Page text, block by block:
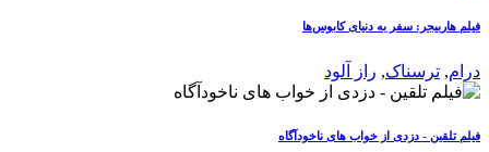
فیلم هاربیجر: سفر به دنیای کابوس‌ها
درام, ترسناک, راز آلود
فیلم تلقین - دزدی از خواب های ناخودآگاه